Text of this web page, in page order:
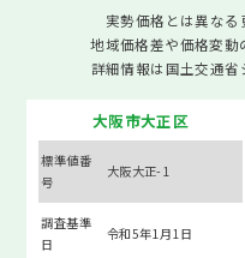
実勢価格とは異なる
地域価格差や価格変動
詳細情報は 国土交通省
大阪市大正区
標準値番
号
大阪大正-1
調査基準
日
令和5年1月1日